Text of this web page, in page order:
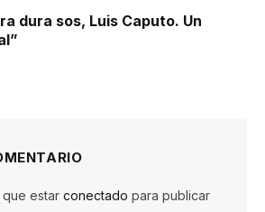
dura sos, Luis Caputo. Un
estar conectado para publicar